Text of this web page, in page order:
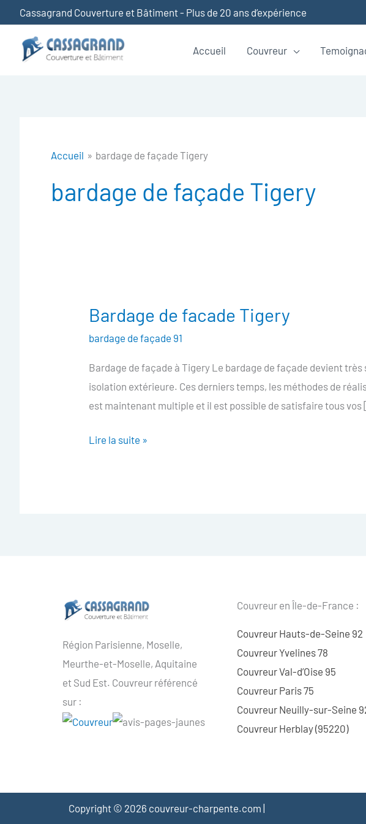
au
contenu
Cassagrand Couverture et Bâtiment - Plus de 20 ans d’expérience
Accueil Couvreur
Accueil bardage de façade Tigery
bardage de façade Tigery
Bardage de facade Tigery
bardage de façade 91
Bardage de façade à Tigery Le bardage de façade devient
isolation extérieure. Ces derniers temps, les méthodes de
est maintenant multiple et il est possible de satisfaire tous
Bardage
Tigery
Lire la suite »
Région Parisienne, Moselle,
Meurthe-et-Moselle, Aquitaine
et Sud Est. Couvreur référencé
sur :
Couvreur en Île-de-France :
Couvreur Hauts-de-Seine 92
Couvreur Yvelines 78
Couvreur Val-d’Oise 95
Couvreur Paris 75
Couvreur Neuilly-sur-Seine
Couvreur Herblay (95220)
Copyright © 2026 couvreur-charpente.com |